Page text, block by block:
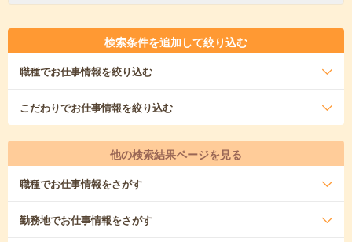
検索条件を追加して絞り込む
職種でお仕事情報を絞り込む
こだわりでお仕事情報を絞り込む
他の検索結果ページを見る
職種でお仕事情報をさがす
勤務地でお仕事情報をさがす